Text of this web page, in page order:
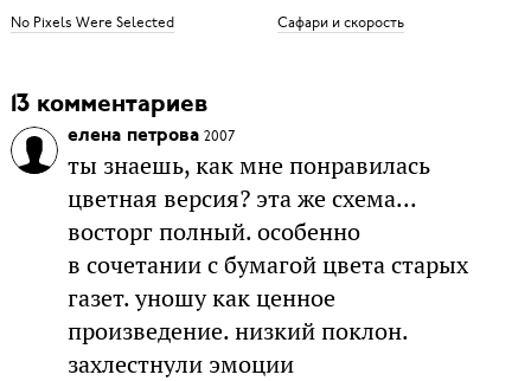
No Pixels Were Selected Сафари и скорость
13 комментариев
елена петрова 2007
ты знаешь, как мне понравилась
цветная версия? эта же схема...
восторг полный. особенно
в сочетании с бумагой цвета старых
газет. уношу как ценное
произведение. низкий поклон.
захлестнули эмоции